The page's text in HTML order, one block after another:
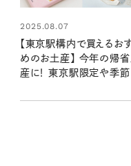
2025.08.07
【東京駅構内で買えるお
めのお土産】 今年の帰
産に！ 東京駅限定や季節
もあるかわいくておいし